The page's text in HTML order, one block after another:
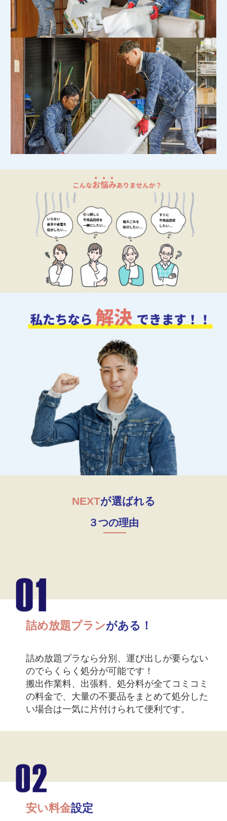
NEXTが選ばれる
３つの理由
詰め放題プランがある！
詰め放題プラなら分別、運び出しが要らない
のでらくらく処分が可能です！
搬出作業料、出張料、処分料が全てコミコミ
の料金で、大量の不要品をまとめて処分した
い場合は一気に片付けられて便利です。
安い料金設定